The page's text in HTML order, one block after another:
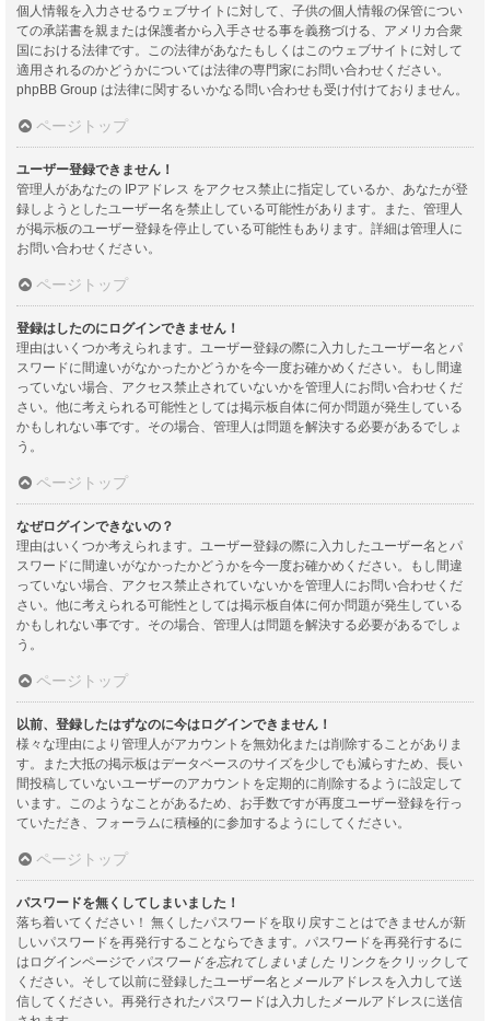
個人情報を入力させるウェブサイトに対して、子供の個人情報の保管につい
ての承諾書を親または保護者から入手させる事を義務づける、アメリカ合衆
国における法律です。この法律があなたもしくはこのウェブサイトに対して
適用されるのかどうかについては法律の専門家にお問い合わせください。
phpBB Group は法律に関するいかなる問い合わせも受け付けておりません。
ページトップ
ユーザー登録できません！
管理人があなたの IPアドレス をアクセス禁止に指定しているか、あなたが登
録しようとしたユーザー名を禁止している可能性があります。また、管理人
が掲示板のユーザー登録を停止している可能性もあります。詳細は管理人に
お問い合わせください。
ページトップ
登録はしたのにログインできません！
理由はいくつか考えられます。ユーザー登録の際に入力したユーザー名とパ
スワードに間違いがなかったかどうかを今一度お確かめください。もし間違
っていない場合、アクセス禁止されていないかを管理人にお問い合わせくだ
さい。他に考えられる可能性としては掲示板自体に何か問題が発生している
かもしれない事です。その場合、管理人は問題を解決する必要があるでしょ
う。
ページトップ
なぜログインできないの？
理由はいくつか考えられます。ユーザー登録の際に入力したユーザー名とパ
スワードに間違いがなかったかどうかを今一度お確かめください。もし間違
っていない場合、アクセス禁止されていないかを管理人にお問い合わせくだ
さい。他に考えられる可能性としては掲示板自体に何か問題が発生している
かもしれない事です。その場合、管理人は問題を解決する必要があるでしょ
う。
ページトップ
以前、登録したはずなのに今はログインできません！
様々な理由により管理人がアカウントを無効化または削除することがありま
す。また大抵の掲示板はデータベースのサイズを少しでも減らすため、長い
間投稿していないユーザーのアカウントを定期的に削除するように設定して
います。このようなことがあるため、お手数ですが再度ユーザー登録を行っ
ていただき、フォーラムに積極的に参加するようにしてください。
ページトップ
パスワードを無くしてしまいました！
落ち着いてください！ 無くしたパスワードを取り戻すことはできませんが新
しいパスワードを再発行することならできます。パスワードを再発行するに
はログインページで パスワードを忘れてしまいました リンクをクリックして
ください。そして以前に登録したユーザー名とメールアドレスを入力して送
信してください。再発行されたパスワードは入力したメールアドレスに送信